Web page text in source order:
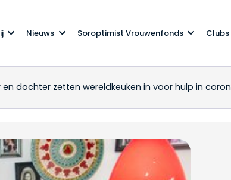
Nieuws Soroptimist Vrouwenfonds Clubs
en dochter zetten wereldkeuken in voor hulp in
zetten